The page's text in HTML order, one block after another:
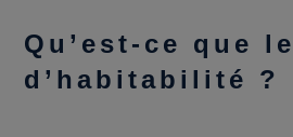
Qu’est-ce que
d’habitabilité ?